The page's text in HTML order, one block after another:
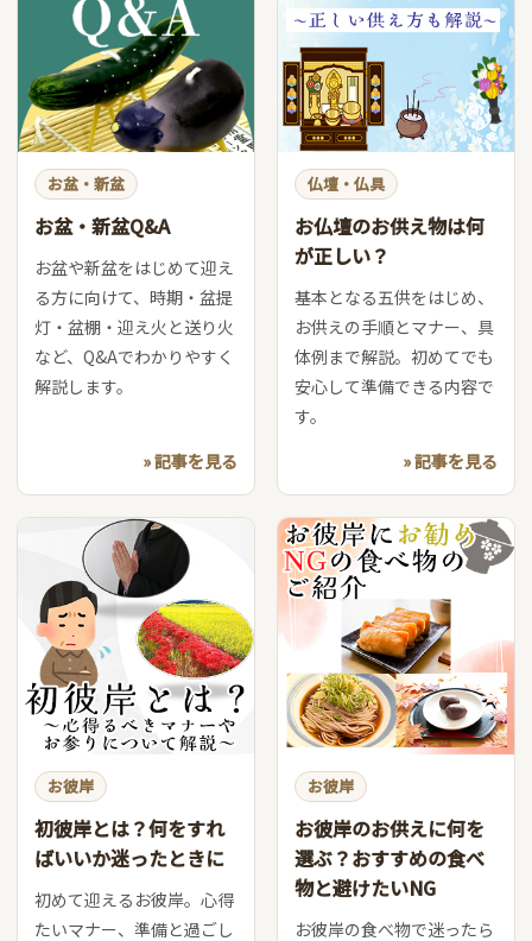
お盆・新盆
お盆・新盆Q&A
お盆や新盆をはじめて迎え
る方に向けて、時期・盆提
灯・盆棚・迎え火と送り火
など、Q&Aでわかりやすく
解説します。
» 記事を見る
仏壇・仏具
お仏壇のお供え物は何
が正しい？
基本となる五供をはじめ、
お供えの手順とマナー、具
体例まで解説。初めてでも
安心して準備できる内容で
す。
» 記事を見る
お彼岸
初彼岸とは？何をすれ
ばいいか迷ったときに
初めて迎えるお彼岸。心得
たいマナー、準備と過ごし
お彼岸
お彼岸のお供えに何を
選ぶ？おすすめの食べ
物と避けたいNG
お彼岸の食べ物で迷ったら